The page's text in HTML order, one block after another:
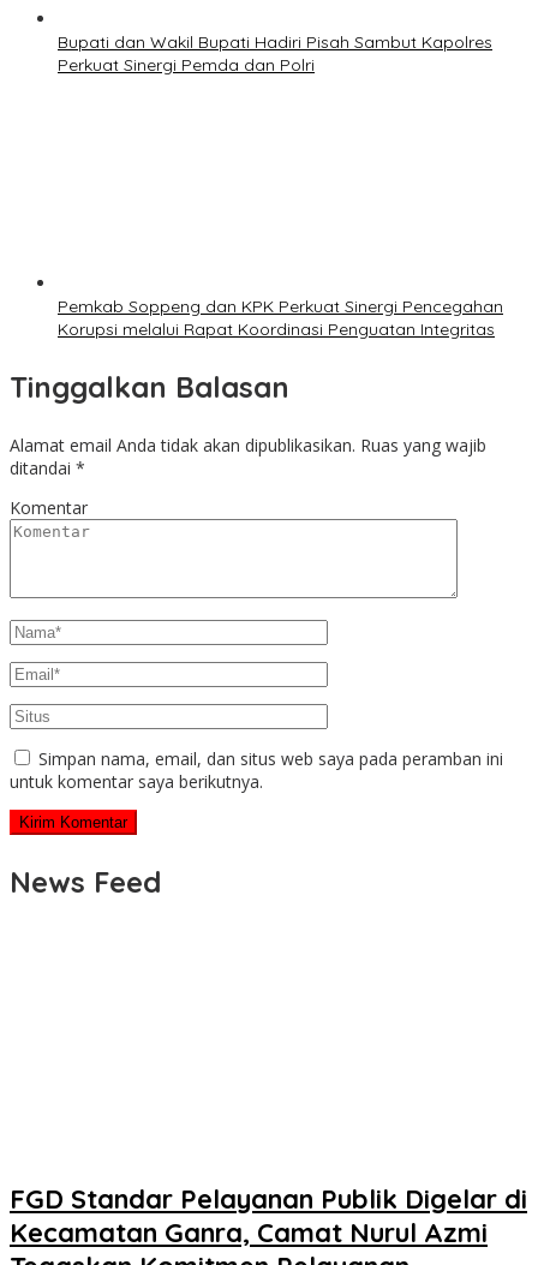
Bupati dan Wakil Bupati Hadiri Pisah Sambut Kapolres
Perkuat Sinergi Pemda dan Polri
Pemkab Soppeng dan KPK Perkuat Sinergi Pencegahan
Korupsi melalui Rapat Koordinasi Penguatan Integritas
Tinggalkan Balasan
Alamat email Anda tidak akan dipublikasikan. Ruas yang wajib
ditandai *
Komentar
Simpan nama, email, dan situs web saya pada peramban ini
untuk komentar saya berikutnya.
News Feed
FGD Standar Pelayanan Publik Digelar di
Kecamatan Ganra, Camat Nurul Azmi